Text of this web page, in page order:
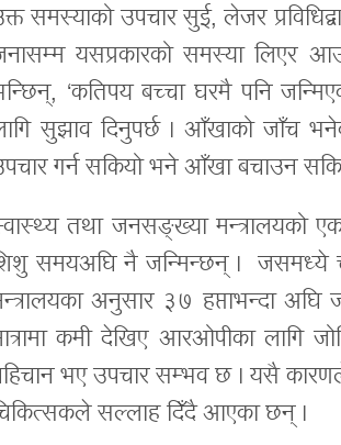
समस्याको उपचार सुई, लेजर
यसप्रकारको समस्या लिएर
‘कतिपय बच्चा घरमै पनि
सुझाव दिनुपर्छ । आँखाको जाँच
गर्न सकियो भने आँखा बचाउन
तथा जनसङ्ख्या मन्त्रालयको
समयअघि नै जन्मिन्छन् । जसमध्ये
अनुसार ३७ हप्ताभन्दा
कमी देखिए आरओपीका लागि
भए उपचार सम्भव छ । यसै
सल्लाह दिँदै आएका छन् ।